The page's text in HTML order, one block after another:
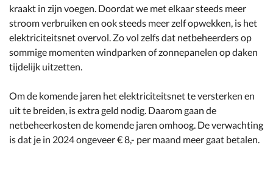
kraakt in zijn voegen. Doordat we met elkaar steeds meer
stroom verbruiken en ook steeds meer zelf opwekken, is het
elektriciteitsnet overvol. Zo vol zelfs dat netbeheerders op
sommige momenten windparken of zonnepanelen op daken
tijdelijk uitzetten.
Om de komende jaren het elektriciteitsnet te versterken en
uit te breiden, is extra geld nodig. Daarom gaan de
netbeheerkosten de komende jaren omhoog. De verwachting
is dat je in 2024 ongeveer € 8,- per maand meer gaat betalen.